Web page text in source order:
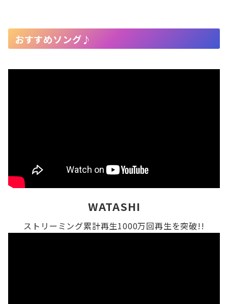
おすすめソング♪
WATASHI
ストリーミング累計再生1000万回再生を突破!!